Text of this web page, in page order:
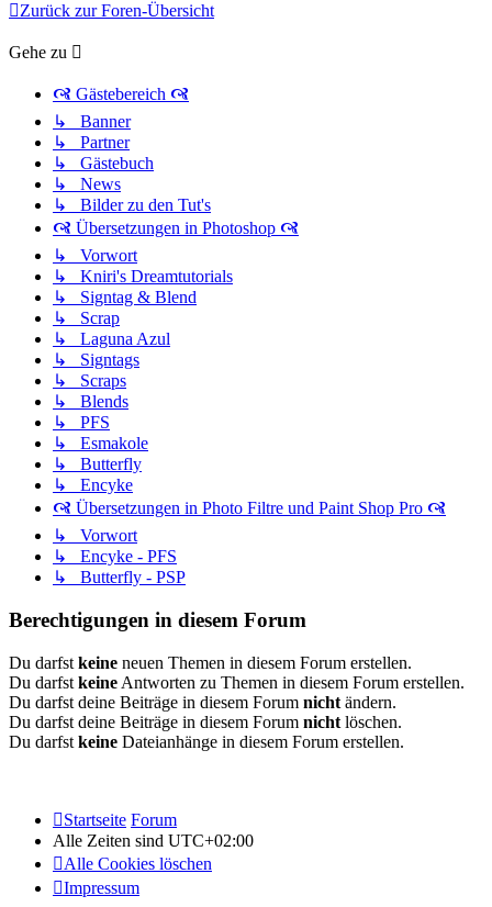
Zurück zur Foren-Übersicht
Gehe zu
🙧 Gästebereich 🙧
↳ Banner
↳ Partner
↳ Gästebuch
↳ News
↳ Bilder zu den Tut's
🙧 Übersetzungen in Photoshop 🙧
↳ Vorwort
↳ Kniri's Dreamtutorials
↳ Signtag & Blend
↳ Scrap
↳ Laguna Azul
↳ Signtags
↳ Scraps
↳ Blends
↳ PFS
↳ Esmakole
↳ Butterfly
↳ Encyke
🙧 Übersetzungen in Photo Filtre und Paint Shop Pro 🙧
↳ Vorwort
↳ Encyke - PFS
↳ Butterfly - PSP
Berechtigungen in diesem Forum
Du darfst keine neuen Themen in diesem Forum erstellen.
Du darfst keine Antworten zu Themen in diesem Forum erstellen.
Du darfst deine Beiträge in diesem Forum nicht ändern.
Du darfst deine Beiträge in diesem Forum nicht löschen.
Du darfst keine Dateianhänge in diesem Forum erstellen.
Startseite Forum
Alle Zeiten sind UTC+02:00
Alle Cookies löschen
Impressum